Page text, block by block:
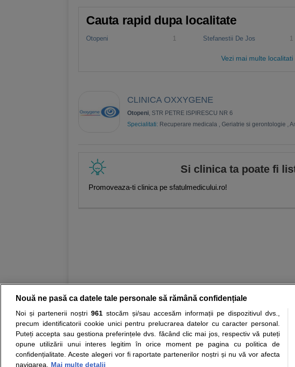
Cauta rapid dupa localitate
Otopeni 1 Stefanestii De Jos 1
Vezi mai multe localitati
CLINICA OXXYGENE
Otopeni, STR PETRE ISPIRESCU NR 6
Specialitati: Recuperare medicala , Geriatrie si gerontologie ,
Si clinica ta poate fi
Promoveaza-ti clinica pe sfatulmedicului.ro!
Resurse: Autoevaluare simptome Interpretare analize
Opiniile avizate ale medicilor, sfaturile si orice alte informatii despre sanatate
nici diagnosticul stabilit in urma investigatiilor si analizelor medicale. Va
ii punem la dispozitie pentru programare in sistemul de programari la medic
Nouă ne pasă ca datele tale personale să rămână confidențiale
Noi și partenerii noștri 961stocăm și/sau accesăm informații pe dispozitivul dvs.,
precum identificatorii cookie unici pentru prelucrarea datelor cu caracter personal.
Puteți accepta sau gestiona preferințele dvs. făcând clic mai jos, respectiv vă puteți
opune utilizării unui interes legitim în orice moment pe pagina cu politica de
confidențialitate. Aceste alegeri vor fi raportate partenerilor noștri și nu vă vor afecta
navigarea.
Mai multe detalii